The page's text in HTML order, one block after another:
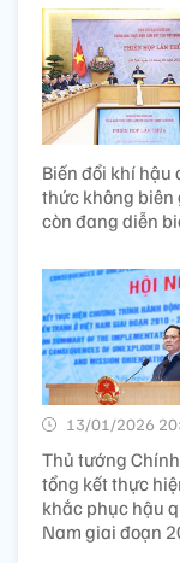
Biến đổi khí
thức không biên
còn đang diễn
13/01/2026
Thủ tướng
tổng kết thực
khắc phục hậu
Nam giai đoạn